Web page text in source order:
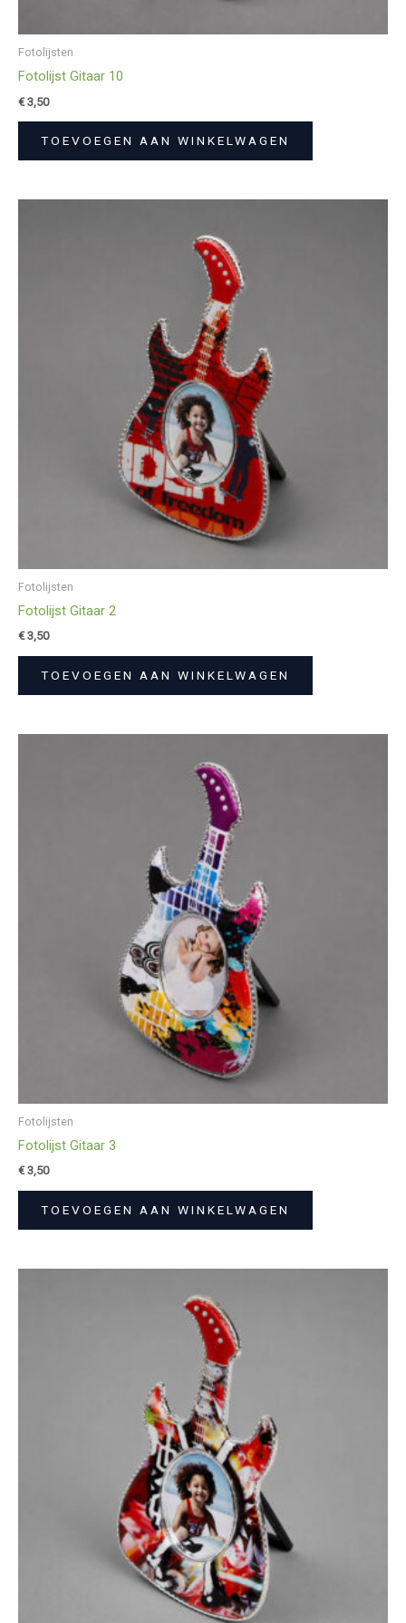
Fotolijsten
Fotolijst Gitaar 10
€3,50
TOEVOEGEN AAN WINKELWAGEN
Fotolijsten
Fotolijst Gitaar 2
€3,50
TOEVOEGEN AAN WINKELWAGEN
Fotolijsten
Fotolijst Gitaar 3
€3,50
TOEVOEGEN AAN WINKELWAGEN